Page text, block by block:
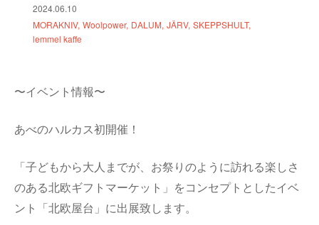
2024.06.10
MORAKNIV Woolpower DALUM JÄRV SKEPPSHULT
lemmel kaffe
〜イベント情報〜
あべのハルカス初開催！
「子どもから大人までが、お祭りのように訪れる楽しさ
のある北欧ギフトマーケット」をコンセプトとしたイベ
ント「北欧屋台」に出展致します。